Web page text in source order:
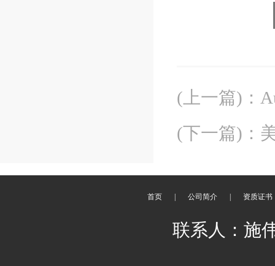
(上一篇) ：
(下一篇) ：
首页 公司简介 资质证书
联系人：施